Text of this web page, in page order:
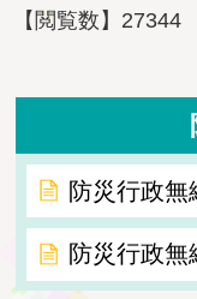
【閲覧数】 27344
防災行政無
防災行政無